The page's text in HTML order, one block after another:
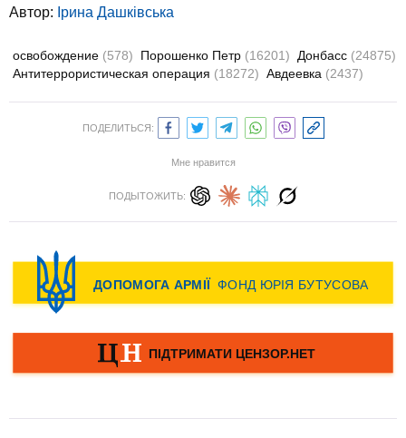
Автор: Ірина Дашківська
освобождение (578) Порошенко Петр (16201) Донбасс (24875)
Антитеррористическая операция (18272) Авдеевка (2437)
ПОДЕЛИТЬСЯ:
Мне нравится
ПОДЫТОЖИТЬ: